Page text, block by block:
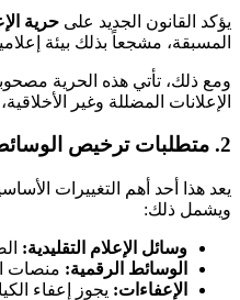
يؤكد القانون الجديد على حرية
المسبقة، مشجعاً بذلك بيئة
ومع ذلك، تأتي هذه الحرية
الإعلانات المضللة وغير
2. متطلبات ترخيص الوسائط الرقمية في عُمان
يعد هذا أحد أهم التغييرات
ويشمل ذلك:
وسائل الإعلام التقليدية:
الوسائط الرقمية: منصات
الإعفاءات: يجوز إعفاء